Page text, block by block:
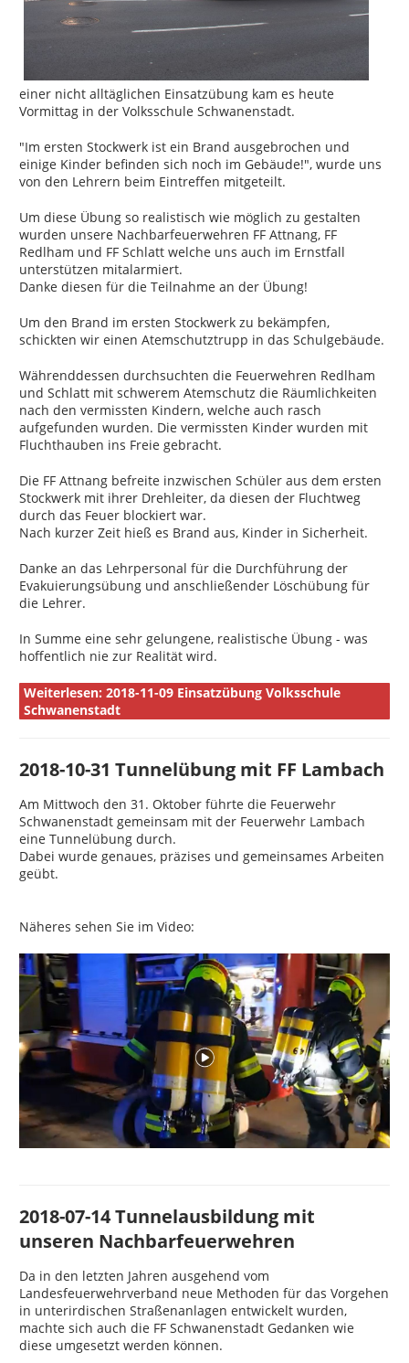
einer nicht alltäglichen Einsatzübung kam es heute
Vormittag in der Volksschule Schwanenstadt.
"Im ersten Stockwerk ist ein Brand ausgebrochen und
einige Kinder befinden sich noch im Gebäude!", wurde uns
von den Lehrern beim Eintreffen mitgeteilt.
Um diese Übung so realistisch wie möglich zu gestalten
wurden unsere Nachbarfeuerwehren FF Attnang, FF
Redlham und FF Schlatt welche uns auch im Ernstfall
unterstützen mitalarmiert.
Danke diesen für die Teilnahme an der Übung!
Um den Brand im ersten Stockwerk zu bekämpfen,
schickten wir einen Atemschutztrupp in das Schulgebäude.
Währenddessen durchsuchten die Feuerwehren Redlham
und Schlatt mit schwerem Atemschutz die Räumlichkeiten
nach den vermissten Kindern, welche auch rasch
aufgefunden wurden. Die vermissten Kinder wurden mit
Fluchthauben ins Freie gebracht.
Die FF Attnang befreite inzwischen Schüler aus dem ersten
Stockwerk mit ihrer Drehleiter, da diesen der Fluchtweg
durch das Feuer blockiert war.
Nach kurzer Zeit hieß es Brand aus, Kinder in Sicherheit.
Danke an das Lehrpersonal für die Durchführung der
Evakuierungsübung und anschließender Löschübung für
die Lehrer.
In Summe eine sehr gelungene, realistische Übung - was
hoffentlich nie zur Realität wird.
Weiterlesen: 2018-11-09 Einsatzübung Volksschule
Schwanenstadt
2018-10-31 Tunnelübung mit FF Lambach
Am Mittwoch den 31. Oktober führte die Feuerwehr
Schwanenstadt gemeinsam mit der Feuerwehr Lambach
eine Tunnelübung durch.
Dabei wurde genaues, präzises und gemeinsames Arbeiten
geübt.
Näheres sehen Sie im Video:
2018-07-14 Tunnelausbildung mit
unseren Nachbarfeuerwehren
Da in den letzten Jahren ausgehend vom
Landesfeuerwehrverband neue Methoden für das Vorgehen
in unterirdischen Straßenanlagen entwickelt wurden,
machte sich auch die FF Schwanenstadt Gedanken wie
diese umgesetzt werden können.